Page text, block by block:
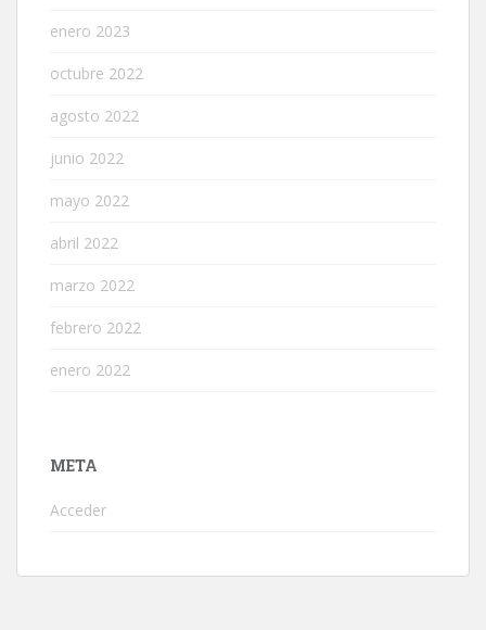
enero 2023
octubre 2022
agosto 2022
junio 2022
mayo 2022
abril 2022
marzo 2022
febrero 2022
enero 2022
META
Acceder